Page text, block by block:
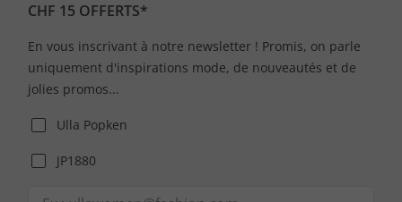
CHF 15 OFFERTS*
En vous inscrivant à notre newsletter ! Promis, on parle
uniquement d'inspirations mode, de nouveautés et de
jolies promos...
Ulla Popken
JP1880